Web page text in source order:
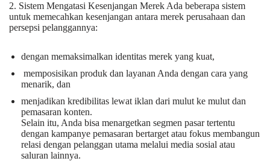
2. Sistem Mengatasi Kesenjangan Merek Ada beberapa sistem
untuk memecahkan kesenjangan antara merek perusahaan dan
persepsi pelanggannya:
dengan memaksimalkan identitas merek yang kuat,
memposisikan produk dan layanan Anda dengan cara yang
menarik, dan
menjadikan kredibilitas lewat iklan dari mulut ke mulut dan
pemasaran konten.
Selain itu, Anda bisa menargetkan segmen pasar tertentu
dengan kampanye pemasaran bertarget atau fokus membangun
relasi dengan pelanggan utama melalui media sosial atau
saluran lainnya.